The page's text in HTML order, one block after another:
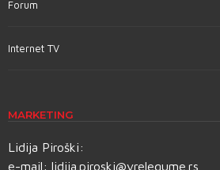
Forum
Internet TV
MARKETING
Lidija Piroški:
e-mail: lidija.piroski@vrelegume.rs